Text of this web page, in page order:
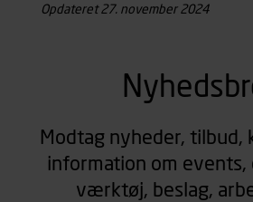
Opdateret 27. november 2024
Modtag nyheder, tilbud,
information om events,
værktøj, beslag,